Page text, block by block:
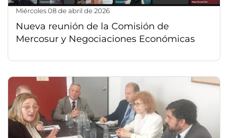
miércoles 08 de abril de 2026
Nueva reunión de la Comisión de
Mercosur y Negociaciones Económicas